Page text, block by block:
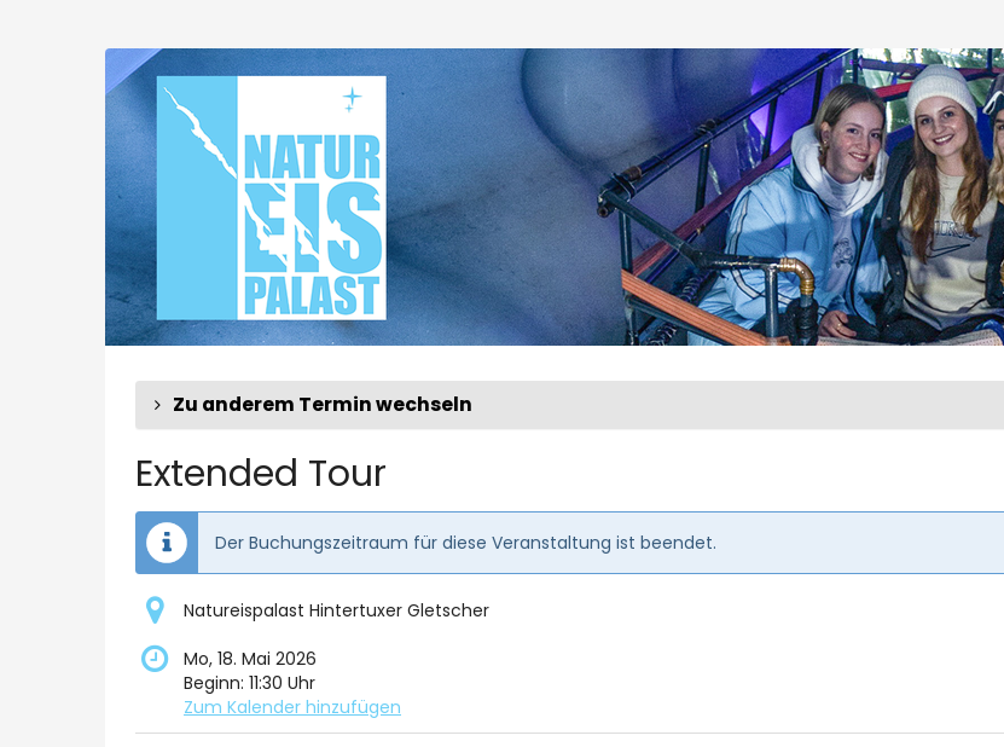
Extended
Tour
Zu anderem Termin wechseln
Extended Tour
Der Buchungszeitraum für diese Veranstaltung ist beendet.
Natureispalast Hintertuxer Gletscher
Mo, 18. Mai 2026
Beginn: 11:30 Uhr
Zum Kalender hinzufügen